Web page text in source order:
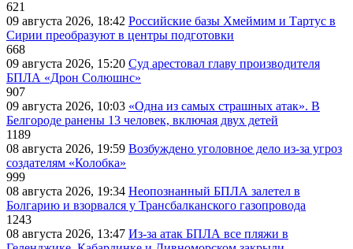
621
09 августа 2026, 18:42 Российские базы Хмеймим и Тартус в
Сирии преобразуют в центры подготовки
668
09 августа 2026, 15:20 Суд арестовал главу производителя
БПЛА «Дрон Солюшнс»
907
09 августа 2026, 10:03 «Одна из самых страшных атак». В
Белгороде ранены 13 человек, включая двух детей
1189
08 августа 2026, 19:59 Возбуждено уголовное дело из-за угроз
создателям «Колобка»
999
08 августа 2026, 19:34 Неопознанный БПЛА залетел в
Болгарию и взорвался у Трансбалканского газопровода
1243
08 августа 2026, 13:47 Из-за атак БПЛА все пляжи в